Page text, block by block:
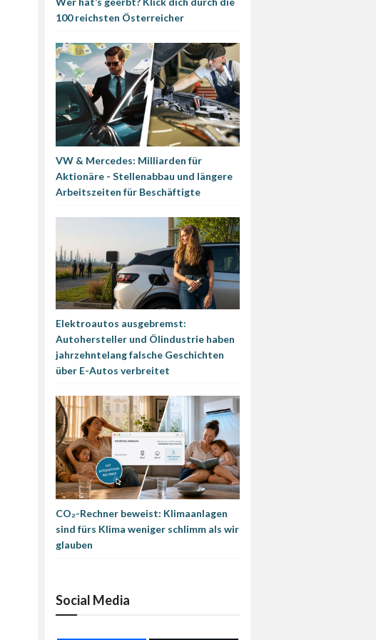
100 reichsten Österreicher
VW & Mercedes: Milliarden für
Aktionäre - Stellenabbau und längere
Arbeitszeiten für Beschäftigte
Elektroautos ausgebremst:
Autohersteller und Ölindustrie haben
jahrzehntelang falsche Geschichten
über E-Autos verbreitet
CO₂-Rechner beweist: Klimaanlagen
sind fürs Klima weniger schlimm als wir
glauben
Social Media